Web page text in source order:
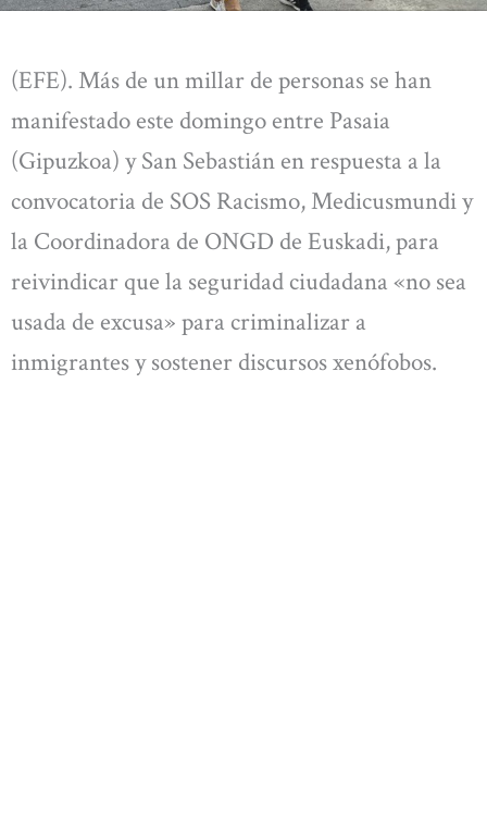
(EFE). Más de un millar de personas se han
manifestado este domingo entre Pasaia
(Gipuzkoa) y San Sebastián en respuesta a la
convocatoria de SOS Racismo, Medicusmundi y
la Coordinadora de ONGD de Euskadi, para
reivindicar que la seguridad ciudadana «no sea
usada de excusa» para criminalizar a
inmigrantes y sostener discursos xenófobos.